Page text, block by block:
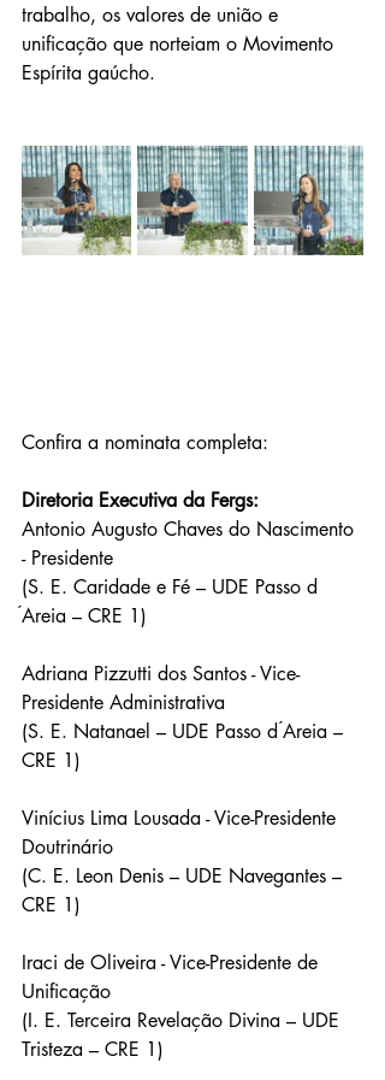
trabalho, os valores de união e
unificação que norteiam o Movimento
Espírita gaúcho.
Confira a nominata completa:
Diretoria Executiva da Fergs:
Antonio Augusto Chaves do Nascimento
- Presidente
(S. E. Caridade e Fé – UDE Passo d
́Areia – CRE 1)
Adriana Pizzutti dos Santos - Vice-
Presidente Administrativa
(S. E. Natanael – UDE Passo d ́Areia –
CRE 1)
Vinícius Lima Lousada - Vice-Presidente
Doutrinário
(C. E. Leon Denis – UDE Navegantes –
CRE 1)
Iraci de Oliveira - Vice-Presidente de
Unificação
(I. E. Terceira Revelação Divina – UDE
Tristeza – CRE 1)